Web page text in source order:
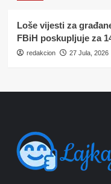
Loše vijesti za
FBiH poskupljuje za
redakcion 27 Jula, 2026